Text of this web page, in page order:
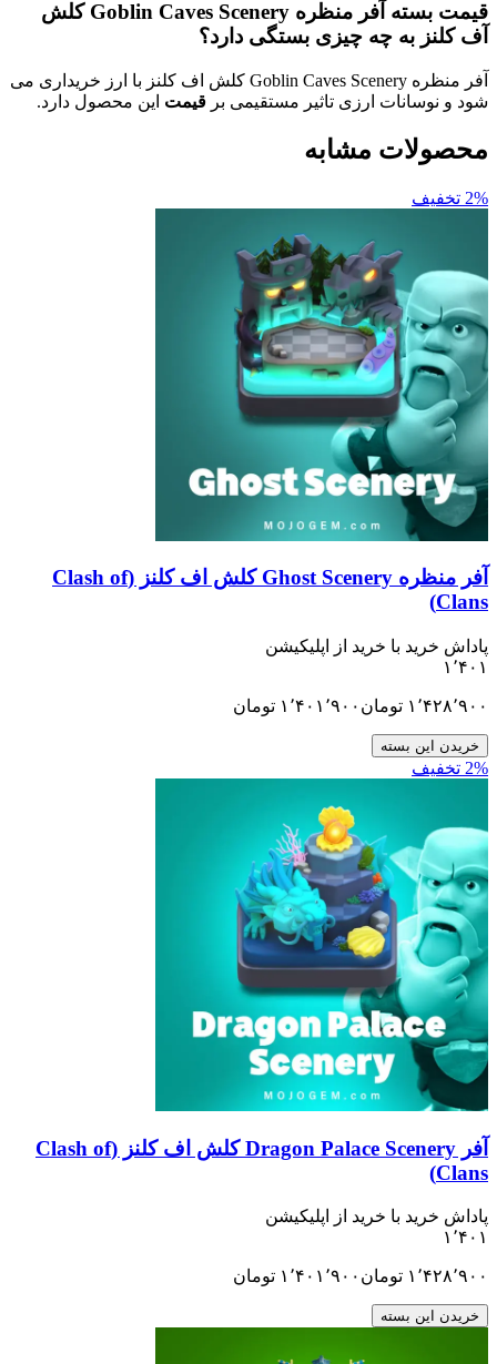
قیمت بسته آفر منظره Goblin Caves Scenery کلش
آف کلنز به چه چیزی بستگی دارد؟
آفر منظره Goblin Caves Scenery کلش اف کلنز با ارز خریداری می
شود و نوسانات ارزی تاثیر مستقیمی بر قیمت این محصول دارد.
محصولات مشابه
2% تخفیف
آفر منظره Ghost Scenery کلش اف کلنز (Clash of
Clans)
پاداش خرید با خرید از اپلیکیشن
۱٬۴۰۱
۱٬۴۲۸٬۹۰۰ تومان ۱٬۴۰۱٬۹۰۰ تومان
خریدن این بسته
2% تخفیف
آفر Dragon Palace Scenery کلش اف کلنز (Clash of
Clans)
پاداش خرید با خرید از اپلیکیشن
۱٬۴۰۱
۱٬۴۲۸٬۹۰۰ تومان ۱٬۴۰۱٬۹۰۰ تومان
خریدن این بسته